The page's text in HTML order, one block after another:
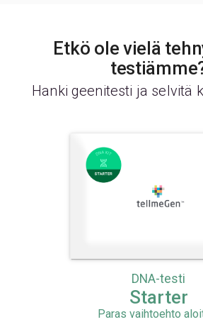
Etkö ole vielä
Hanki geenitesti ja selvitä
DNA-testi
Starter
Paras vaihtoehto